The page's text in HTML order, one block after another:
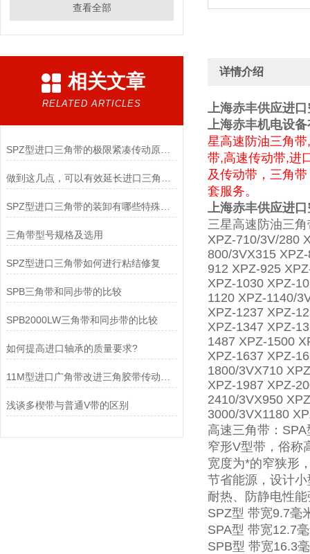
查看全部
相关文章
RELATED ARTICLES
SPZ型进口三角带的极限紧凑传动原理与高转速适配实践
三角带型号规格及选用
SPZ型进口三角带如何进行粘结修复
SPB三角带和同步带的比较
SPB2000LW三角带和同步带的比较
如何提高进口轴承的质量要求?
浅谈多楔带与普通V带的区别
详情介绍
上海赤丰供应进
上海赤丰机电设
星高速防油三角
带,高速传动带,进
及传动带，三角
套服务。
上海赤丰供应进
三星高速防油三
XPZ-710/3V/280
800/3VX315
912 XPZ-925
XPZ-1030 XPZ-
1120 XPZ-1140/
XPZ-1237 XPZ-
XPZ-1347 XPZ-
1487 XPZ-1500
XPZ-1637 XPZ-
1800/3VX710
XPZ-1987 XPZ-
2410/3VX950
3000/3VX1180
高速三角带：
窄形V型带，俗称
宽度为*的窄狭形
节省能源，设计
耐热、防静电性
SPZ型 带宽9.7毫
SPA型 带宽12.7
SPB型 带宽16.3